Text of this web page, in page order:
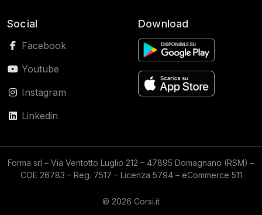
Social
Facebook
Youtube
Instagram
Linkedin
Download
Forma srl – Via Ventotto Luglio 212 – 47895 Domagnano (RSM) –
COE 26783 – Reg. 7517 – Licenza 5794 – eCommerce 511
© 2026 Corsi.it